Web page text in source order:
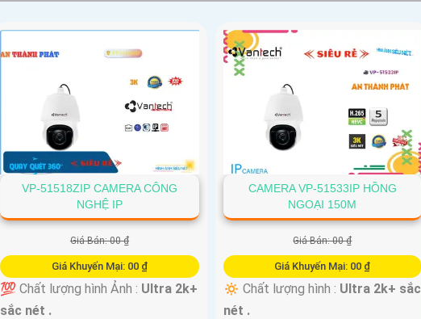
VP-51518ZIP CAMERA CÔNG
NGHỆ IP
Giá Bán: 00 ₫
Giá Khuyến Mại: 00 ₫
💯 Chất lượng hình Ảnh : Ultra 2k+
sắc nét .
CAMERA VP-51533IP HỒNG
NGOẠI 150M
Giá Bán: 00 ₫
Giá Khuyến Mại: 00 ₫
🔅 Chất lượng hình : Ultra 2k+ sắc
nét .